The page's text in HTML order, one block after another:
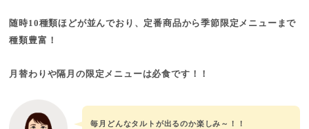
随時10種類ほどが並んでおり、定番商品から季節限定メニューまで
種類豊富！
月替わりや隔月の限定メニューは必食です！！
毎月どんなタルトが出るのか楽しみ～！！